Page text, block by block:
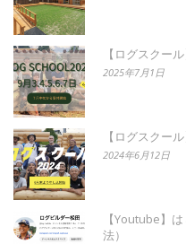
【ログスクー
2025年7月1日
【ログスクー
2024年6月12日
【Youtube】
法）